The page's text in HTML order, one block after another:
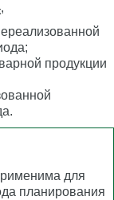
,
продукции
для
планирования